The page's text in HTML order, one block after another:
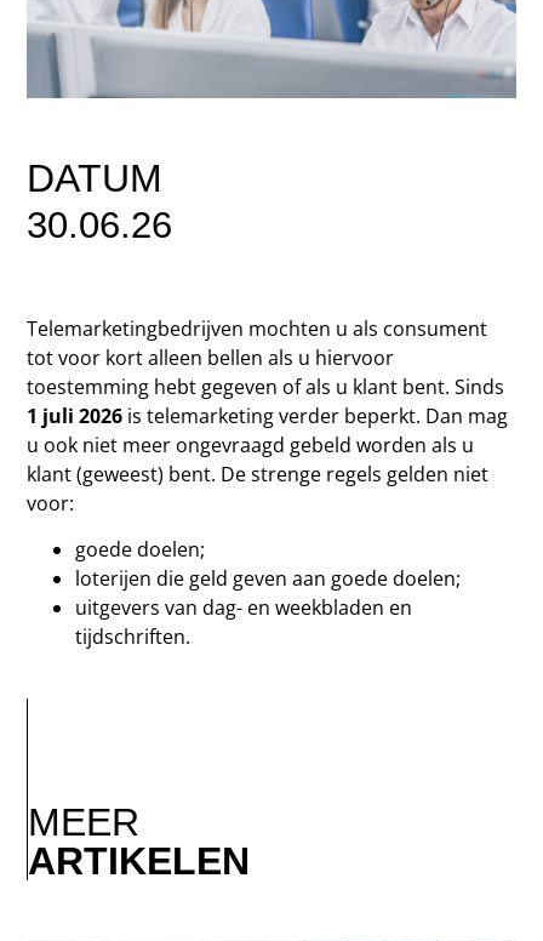
DATUM
30.06.26
Telemarketingbedrijven mochten u als consument
tot voor kort alleen bellen als u hiervoor
toestemming hebt gegeven of als u klant bent. Sinds
1 juli 2026 is telemarketing verder beperkt. Dan mag
u ook niet meer ongevraagd gebeld worden als u
klant (geweest) bent. De strenge regels gelden niet
voor:
goede doelen;
loterijen die geld geven aan goede doelen;
uitgevers van dag- en weekbladen en
tijdschriften.
MEER
ARTIKELEN